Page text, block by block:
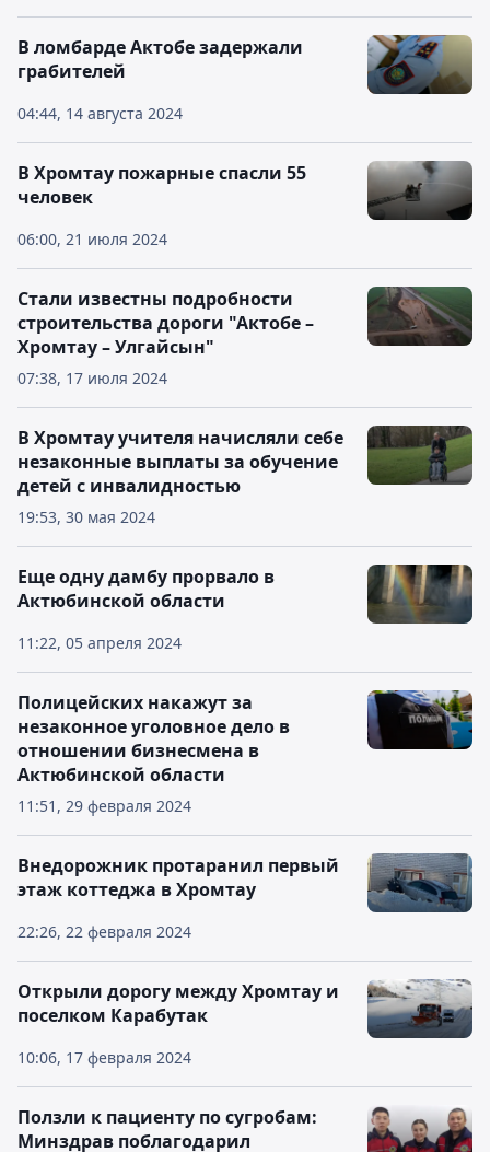
04:44, 14 августа 2024
В ломбарде Актобе задержали
грабителей
06:00, 21 июля 2024
В Хромтау пожарные спасли 55
человек
07:38, 17 июля 2024
Стали известны подробности
строительства дороги "Актобе –
Хромтау – Улгайсын"
19:53, 30 мая 2024
В Хромтау учителя начисляли себе
незаконные выплаты за обучение
детей с инвалидностью
11:22, 05 апреля 2024
Еще одну дамбу прорвало в
Актюбинской области
11:51, 29 февраля 2024
Полицейских накажут за
незаконное уголовное дело в
отношении бизнесмена в
Актюбинской области
22:26, 22 февраля 2024
Внедорожник протаранил первый
этаж коттеджа в Хромтау
10:06, 17 февраля 2024
Открыли дорогу между Хромтау и
поселком Карабутак
Ползли к пациенту по сугробам:
Минздрав поблагодарил